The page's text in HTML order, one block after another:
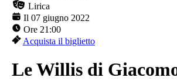
Lirica
Il 07 giugno 2022
Ore 21:00
Acquista il biglietto
Le Willis di